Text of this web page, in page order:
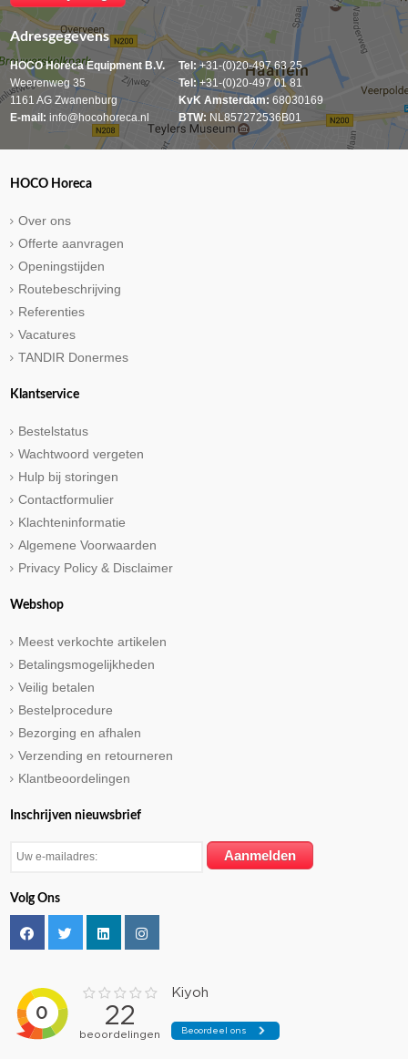
Adresgegevens
HOCO Horeca Equipment B.V.
Weerenweg 35
1161 AG Zwanenburg
E-mail: info@hocohoreca.nl
Tel: +31-(0)20-497 63 25
Tel:+31-(0)20-497 01 81
KvK Amsterdam: 68030169
BTW: NL857272536B01
HOCO Horeca
Over ons
Offerte aanvragen
Openingstijden
Routebeschrijving
Referenties
Vacatures
TANDIR Donermes
Klantservice
Bestelstatus
Wachtwoord vergeten
Hulp bij storingen
Contactformulier
Klachteninformatie
Algemene Voorwaarden
Privacy Policy & Disclaimer
Webshop
Meest verkochte artikelen
Betalingsmogelijkheden
Veilig betalen
Bestelprocedure
Bezorging en afhalen
Verzending en retourneren
Klantbeoordelingen
Inschrijven nieuwsbrief
Volg Ons